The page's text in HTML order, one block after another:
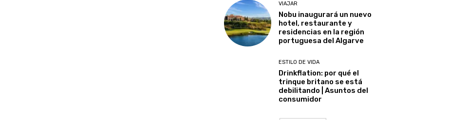
VIAJAR
Nobu inaugurará un nuevo
hotel, restaurante y
residencias en la región
portuguesa del Algarve
ESTILO DE VIDA
Drinkflation: por qué el
trinque britano se está
debilitando | Asuntos del
consumidor